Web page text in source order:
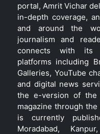
portal, Amrit Vichar
in-depth coverage,
and around the
journalism and
connects with its
platforms including
Galleries, YouTube
and digital news
the e-version of the
magazine through
is currently
Moradabad,